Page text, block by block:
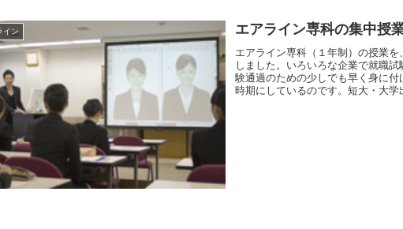
イン エアライン専科の集中授
エアライン専科（１年制）の授業
しました。いろいろな企業で就職
験通過のための少しでも早く身に
時期にしているのです。短大・大学